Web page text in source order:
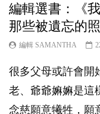
編輯選書：《
那些被遺忘的
編輯 SAMANTHA
很多父母或許會開
老、爺爺嫲嫲是這
念慈願意犧牲，願